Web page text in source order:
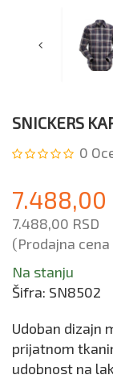
SNICKERS
0
7.488,00
7.488,00 RSD
(Prodajna cena
Na stanju
Šifra: SN8502
Udoban dizajn
prijatnom
udobnost na